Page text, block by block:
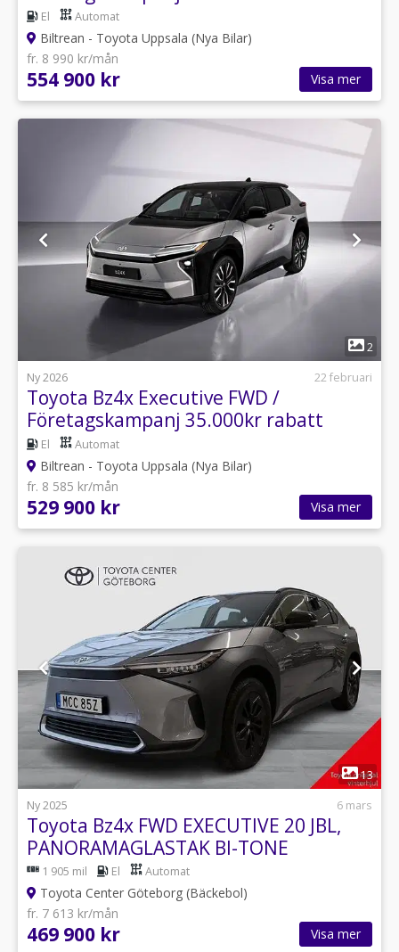
El Automat
Biltrean - Toyota Uppsala (Nya Bilar)
fr. 8 990 kr/mån
554 900 kr Visa mer
2
Ny 2026
22 februari
Toyota Bz4x Executive FWD /
Företagskampanj 35.000kr rabatt
El Automat
Biltrean - Toyota Uppsala (Nya Bilar)
fr. 8 585 kr/mån
529 900 kr Visa mer
1
13
Ny 2025
6 mars
Toyota Bz4x FWD EXECUTIVE 20 JBL,
PANORAMAGLASTAK BI-TONE
1 905 mil El Automat
Toyota Center Göteborg (Bäckebol)
fr. 7 613 kr/mån
469 900 kr Visa mer